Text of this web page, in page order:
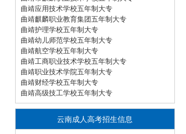
曲靖应用技术学校五年制大专
曲靖麒麟职业教育集团五年制大专
曲靖护理学校五年制大专
曲靖幼儿师范学校五年制大专
曲靖航空学校五年制大专
曲靖工商职业技术学校五年制大专
曲靖职业技术学院五年制大专
曲靖财经学校五年制大专
曲靖高级技工学校五年制大专
云南成人高考招生信息